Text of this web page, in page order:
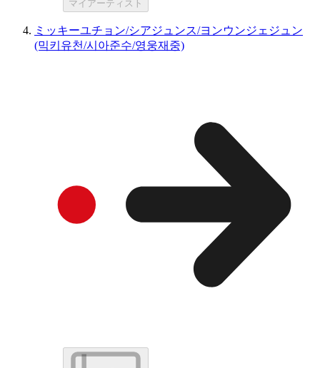
マイアーティスト
ミッキーユチョン/シアジュンス/ヨンウンジェジュン
(믹키유천/시아준수/영웅재중)